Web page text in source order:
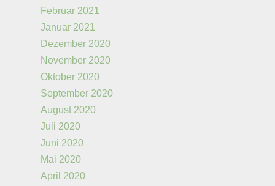
Februar 2021
Januar 2021
Dezember 2020
November 2020
Oktober 2020
September 2020
August 2020
Juli 2020
Juni 2020
Mai 2020
April 2020